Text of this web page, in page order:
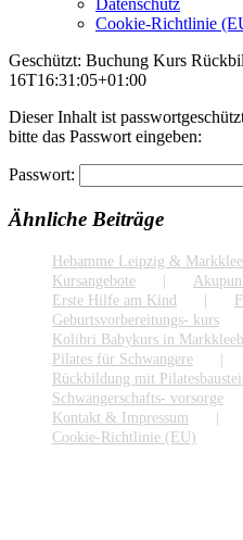
Datenschutz
Cookie-Richtlinie
Geschützt: Buchung Kurs
16T16:31:05+01:00
Dieser Inhalt ist
bitte das Passwort eingeben:
Passwort:
Ähnliche Beiträge
Hebamme Leipzig &
Kursangebote
Erste Hilfe am Kind
Geburtsvorbereitungs- kurs
Kolibri Babykurs in
Pilates für Schwangere
Rückbildung mit
Schwangerschafts- vorsorge
Kontakt & Impressum
Cookie-Richtlinie (EU)